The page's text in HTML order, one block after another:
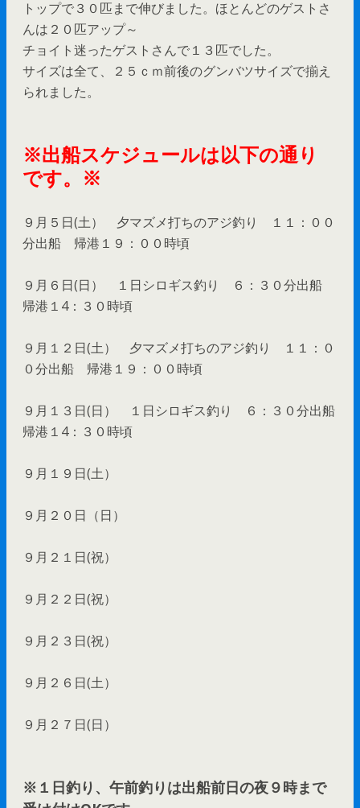
トップで３０匹まで伸びました。ほとんどのゲストさ
んは２０匹アップ～
チョイト迷ったゲストさんで１３匹でした。
サイズは全て、２５ｃｍ前後のグンバツサイズで揃え
られました。
※出船スケジュールは以下の通り
です。※
９月５日(土） 夕マズメ打ちのアジ釣り １１：００
分出船 帰港１９：００時頃
９月６日(日） １日シロギス釣り ６：３０分出船
帰港１4：３０時頃
９月１２日(土） 夕マズメ打ちのアジ釣り １１：０
０分出船 帰港１９：００時頃
９月１３日(日） １日シロギス釣り ６：３０分出船
帰港１4：３０時頃
９月１９日(土）
９月２０日（日）
９月２１日(祝）
９月２２日(祝）
９月２３日(祝）
９月２６日(土）
９月２７日(日）
※１日釣り、午前釣りは出船前日の夜９時まで